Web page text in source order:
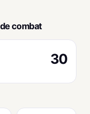
combat
30